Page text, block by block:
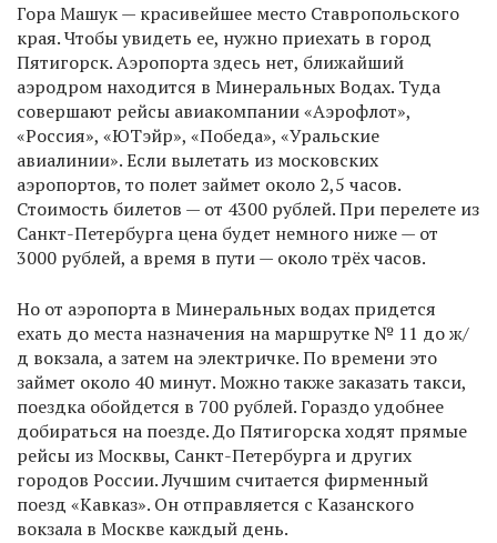
Гора Машук — красивейшее место Ставропольского
края. Чтобы увидеть ее, нужно приехать в город
Пятигорск. Аэропорта здесь нет, ближайший
аэродром находится в Минеральных Водах. Туда
совершают рейсы авиакомпании «Аэрофлот»,
«Россия», «ЮТэйр», «Победа», «Уральские
авиалинии». Если вылетать из московских
аэропортов, то полет займет около 2,5 часов.
Стоимость билетов — от 4300 рублей. При перелете из
Санкт-Петербурга цена будет немного ниже — от
3000 рублей, а время в пути — около трёх часов.
Но от аэропорта в Минеральных водах придется
ехать до места назначения на маршрутке № 11 до ж/
д вокзала, а затем на электричке. По времени это
займет около 40 минут. Можно также заказать такси,
поездка обойдется в 700 рублей. Гораздо удобнее
добираться на поезде. До Пятигорска ходят прямые
рейсы из Москвы, Санкт-Петербурга и других
городов России. Лучшим считается фирменный
поезд «Кавказ». Он отправляется с Казанского
вокзала в Москве каждый день.